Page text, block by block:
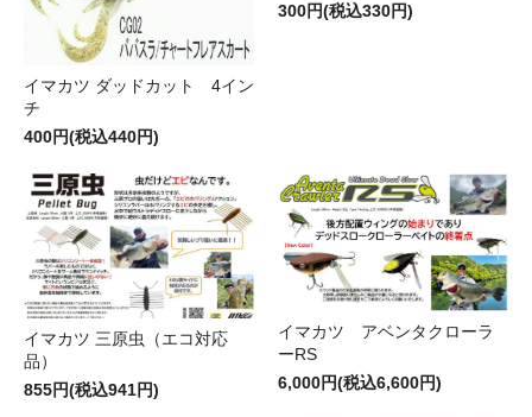
イマカツ ダッドカット 4イン
チ
400円(税込440円)
300円(税込330円)
イマカツ 三原虫（エコ対応
品）
855円(税込941円)
イマカツ アベンタクローラ
ーRS
6,000円(税込6,600円)